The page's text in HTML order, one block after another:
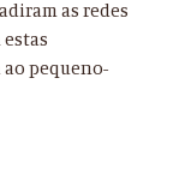
as redes
ao pequeno-